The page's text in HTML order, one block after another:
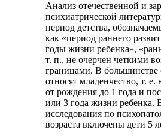
Анализ отечественной и
психиатрической
период детства,
как «период раннего
годы жизни ребенка»,
т. п., не очерчен четкими
границами. В большинстве
относят младенчество, т. е.
от рождения до 1 года и
или 3 года жизни ребенка.
исследования по
возраста включены дети 5